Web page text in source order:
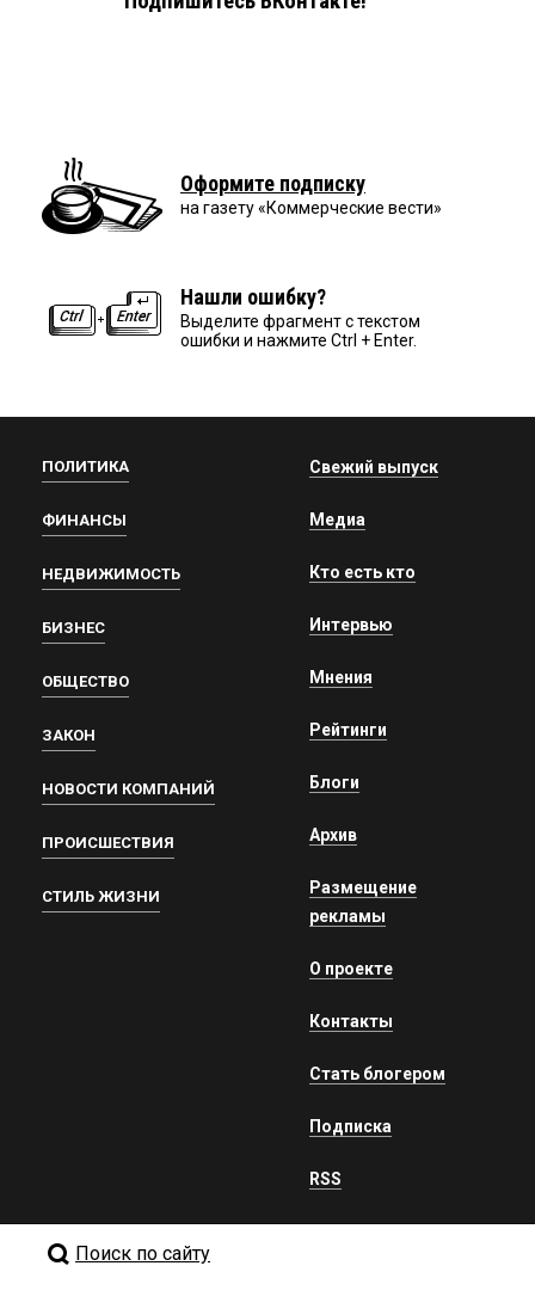
Оформите подписку
на газету «Коммерческие вести»
Нашли ошибку?
Выделите фрагмент с текстом
ошибки и нажмите Ctrl + Enter.
ПОЛИТИКА
ФИНАНСЫ
НЕДВИЖИМОСТЬ
БИЗНЕС
ОБЩЕСТВО
ЗАКОН
НОВОСТИ КОМПАНИЙ
ПРОИСШЕСТВИЯ
СТИЛЬ ЖИЗНИ
Свежий выпуск
Медиа
Кто есть кто
Интервью
Мнения
Рейтинги
Блоги
Архив
Размещение
рекламы
О проекте
Контакты
Стать блогером
Подписка
RSS
Поиск по сайту